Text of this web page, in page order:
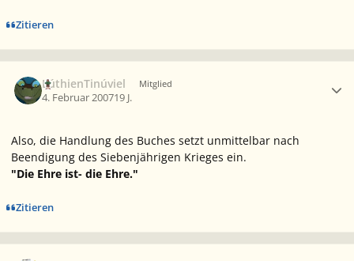
Zitieren
LúthienTinúviel Mitglied
4. Februar 200719 J.
Also, die Handlung des Buches setzt unmittelbar nach
Beendigung des Siebenjährigen Krieges ein.
"Die Ehre ist- die Ehre."
Zitieren